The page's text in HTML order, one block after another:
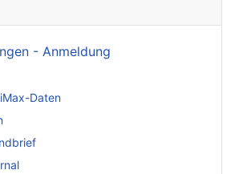
- Anmeldung
Daten